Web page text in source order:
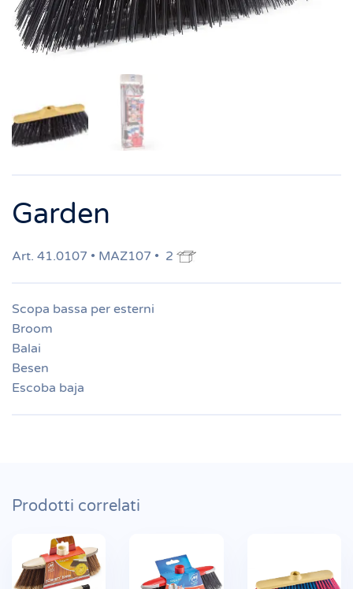
Garden
Art. 41.0107 • MAZ107 • 2
Scopa bassa per esterni
Broom
Balai
Besen
Escoba baja
Prodotti correlati